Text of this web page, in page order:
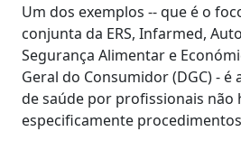
Um dos exemplos -- que é o
conjunta da ERS, Infarmed,
Segurança Alimentar e
Geral do Consumidor (DGC) - é
de saúde por profissionais não
especificamente